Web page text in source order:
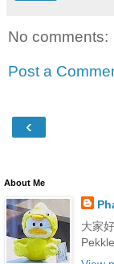
No comments:
Post a
‹
About Me
大家